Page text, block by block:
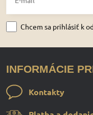
Chcem sa prihlásiť k
INFORMÁCIE
Kontakty